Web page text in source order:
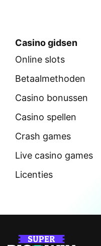
Casino gidsen
Online slots
Betaalmethoden
Casino bonussen
Casino spellen
Crash games
Live casino games
Licenties